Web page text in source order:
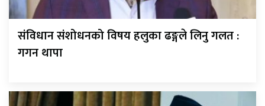
संविधान संशोधनको विषय हलुका ढङ्गले लिनु गलत :
गगन थापा